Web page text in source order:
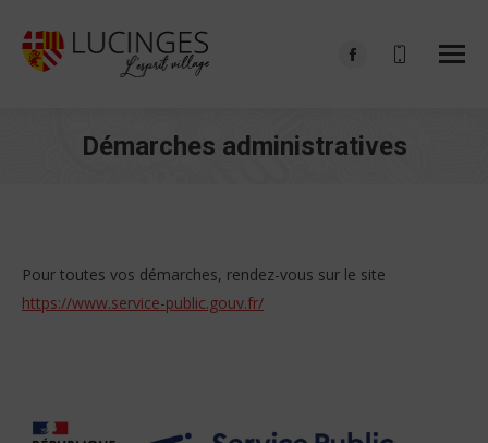
Facebook
in
Démarches administratives
Pour toutes vos démarches, rendez-vous sur le site
https://www.service-public.gouv.fr/